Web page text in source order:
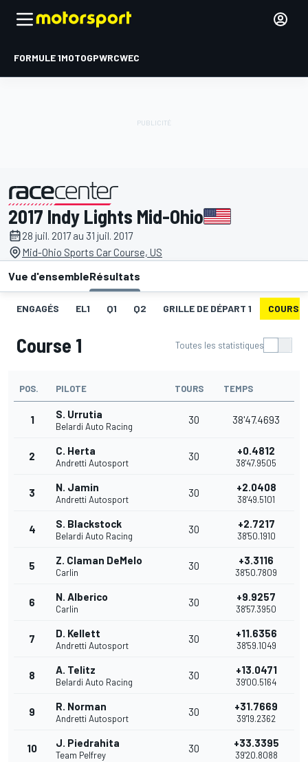
FORMULE 1MOTOGPWRCWEC
présenté par
2017 Indy Lights Mid-Ohio
28 juil. 2017 au 31 juil. 2017
Mid-Ohio Sports Car Course, US
Vue d'ensembleRésultats
ENGAGÉS EL1 Q1 Q2 GRILLE DE DÉPART 1 COURSE
Course 1 Toutes les statistiques
POS. PILOTE TOURS TEMPS
1 S. Urrutia
Belardi Auto Racing
30 38'47.4693
2 C. Herta
Andretti Autosport
30 +0.4812
38'47.9505
3 N. Jamin
Andretti Autosport
30 +2.0408
38'49.5101
4 S. Blackstock
Belardi Auto Racing
30 +2.7217
38'50.1910
5 Z. Claman DeMelo
Carlin
30 +3.3116
38'50.7809
6 N. Alberico
Carlin
30 +9.9257
38'57.3950
7 D. Kellett
Andretti Autosport
30 +11.6356
38'59.1049
8 A. Telitz
Belardi Auto Racing
30 +13.0471
39'00.5164
9 R. Norman
Andretti Autosport
30 +31.7669
39'19.2362
10 J. Piedrahita
Team Pelfrey
30 +33.3395
39'20.8088